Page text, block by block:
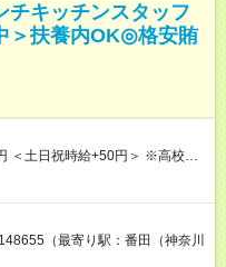
キッチンスタッフ
＞扶養内OK◎格安賄
同じです。 ※最大12ヶ月の間
（最寄り駅：番田（神奈川